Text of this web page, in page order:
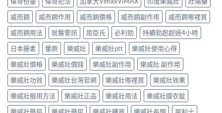
威而鋼
威而鋼作用 威而鋼價格 威而鋼副作用
威而鋼哪裡買
威而鋼用法
就醫警訊 屈臣氏 必利勁
持續勃起超過4小時
日本藤素
暈厥 樂威壯 樂威壯ptt
樂威壯使用心得
樂威壯價格
樂威壯價錢 樂威壯副作用
樂威壯 副作用
樂威壯功效
樂威壯台灣官網 樂威壯哪裡買
樂威壯效果
樂威壯服用方法
樂威壯正品 樂威壯用法
樂威壯膜衣錠